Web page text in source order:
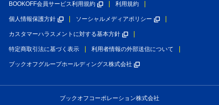
BOOKOFF会員サービス利用規約 利用規約
個人情報保護方針 ソーシャルメディアポリシー
カスタマーハラスメントに対する基本方針
特定商取引法に基づく表示 利用者情報の外部送信について
ブックオフグループホールディングス株式会社
ブックオフコーポレーション株式会社